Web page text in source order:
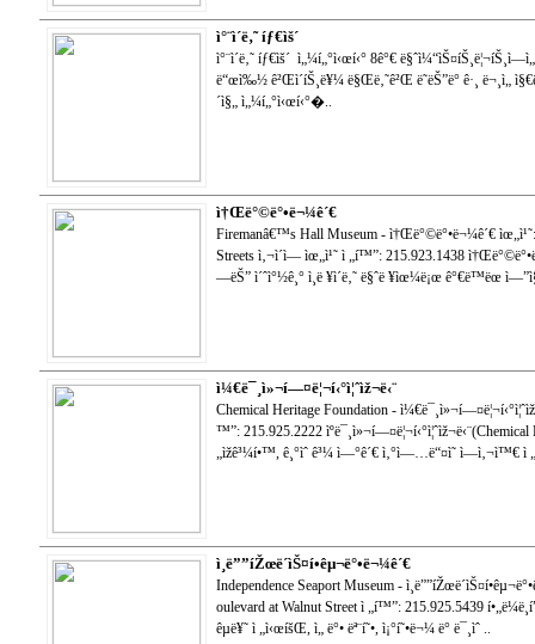
ì°¨ì´ë‚˜ íƒ€ìš´
ì°¨ì´ë‚˜ íƒ€ìš´ ì„¼í„°ì‹œí‹° 8ê°€
ë“œì‰½ ê²Œì´íŠ¸ë¥¼ ë§Œë‚˜ê²Œ ë˜ëŠ”ë° ê·¸ ë¬¸ì„
´ì§„ ì„¼í„°ì‹œí‹°�..
ì†Œë°©ë°•ë¬¼ê´€
Firemanâ€™s Hall Museum - ì†Œë°©ë°•ë¬¼ê´€
Streets ì‚¬ì´ì— ìœ„ì¹˜ ì „í™”: 215.923.1438
—ëŠ” ì´ˆì°½ê¸° ì¸ë ¥ì´ë‚˜ ë§ˆë ¥ìœ¼ë¡œ ê°€ë™ëœ
ì¼€ë¯¸ì»¬í—¤ë¦¬í‹°ì¦ˆìž¬ë‹¨
Chemical Heritage Foundation -
™”: 215.925.2222
„ìžê³¼í•™, ê¸°ìˆ ê³¼ ì—°ê´€ ì‚°ì—…ë“¤ì˜ ì—­ì‚¬ì™€ ì
ì¸ë””íŽœë´ìŠ¤í•­êµ¬ë°•ë¬¼ê´€
Independence Seaport Museum -
oulevard at Walnut Street ì „í™”: 215.925.5439
êµë¥˜ ì „ì‹œíšŒ, ì„ ë°• ëª¨í˜•, ì¡°í˜•ë¬¼ ë° ë¯¸ìˆ ..